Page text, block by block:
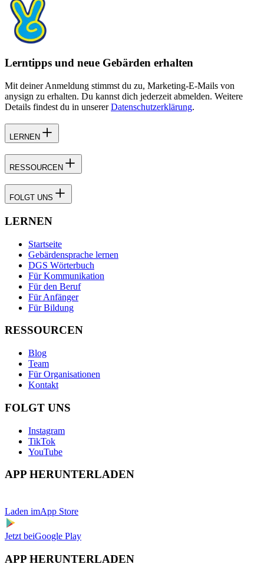
Lerntipps und neue Gebärden erhalten
Mit deiner Anmeldung stimmst du zu, Marketing-E-Mails von
anysign zu erhalten. Du kannst dich jederzeit abmelden. Weitere
Details findest du in unserer Datenschutzerklärung.
LERNEN
RESSOURCEN
FOLGT UNS
LERNEN
Startseite
Gebärdensprache lernen
DGS Wörterbuch
Für Kommunikation
Für den Beruf
Für Anfänger
Für Bildung
RESSOURCEN
Blog
Team
Für Organisationen
Kontakt
FOLGT UNS
Instagram
TikTok
YouTube
APP HERUNTERLADEN
Laden imApp Store
Jetzt beiGoogle Play
APP HERUNTERLADEN